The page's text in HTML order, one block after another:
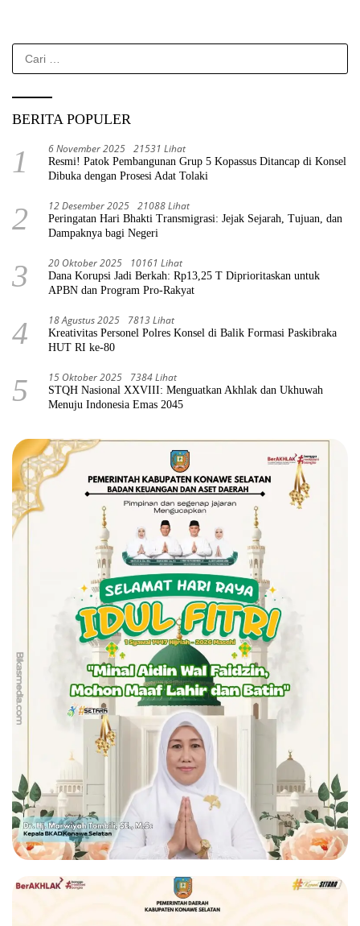
Cari
untuk:
BERITA POPULER
1 6 November 2025 21531 Lihat
Resmi! Patok Pembangunan Grup 5 Kopassus Ditancap di Konsel
Dibuka dengan Prosesi Adat Tolaki
2 12 Desember 2025 21088 Lihat
Peringatan Hari Bhakti Transmigrasi: Jejak Sejarah, Tujuan, dan
Dampaknya bagi Negeri
3 20 Oktober 2025 10161 Lihat
Dana Korupsi Jadi Berkah: Rp13,25 T Diprioritaskan untuk
APBN dan Program Pro-Rakyat
4 18 Agustus 2025 7813 Lihat
Kreativitas Personel Polres Konsel di Balik Formasi Paskibraka
HUT RI ke-80
5 15 Oktober 2025 7384 Lihat
STQH Nasional XXVIII: Menguatkan Akhlak dan Ukhuwah
Menuju Indonesia Emas 2045